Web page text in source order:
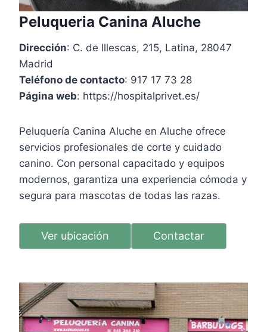
Peluqueria Canina Aluche
Dirección: C. de Illescas, 215, Latina, 28047
Madrid
Teléfono de contacto: 917 17 73 28
Página web: https://hospitalprivet.es/
Peluquería Canina Aluche en Aluche ofrece
servicios profesionales de corte y cuidado
canino. Con personal capacitado y equipos
modernos, garantiza una experiencia cómoda y
segura para mascotas de todas las razas.
Ver ubicación Contactar